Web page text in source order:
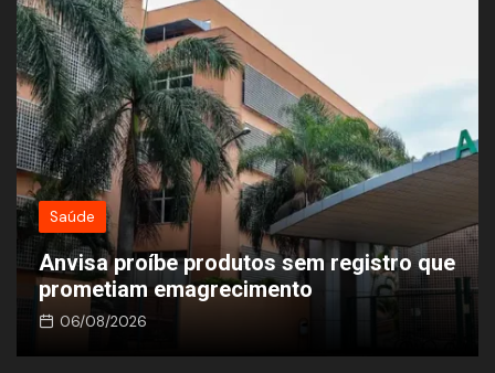
Saúde
Anvisa proíbe produtos sem registro que
prometiam emagrecimento
06/08/2026